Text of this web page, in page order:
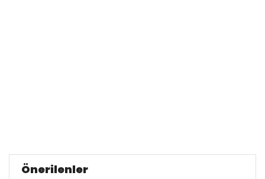
Önerilenler